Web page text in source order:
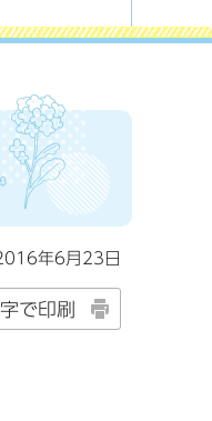
年6月23日
で印刷